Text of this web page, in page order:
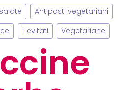
Antipasti vegetariani
Lievitati Vegetariane